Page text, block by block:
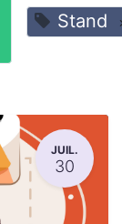
Stand
JUIL.
30